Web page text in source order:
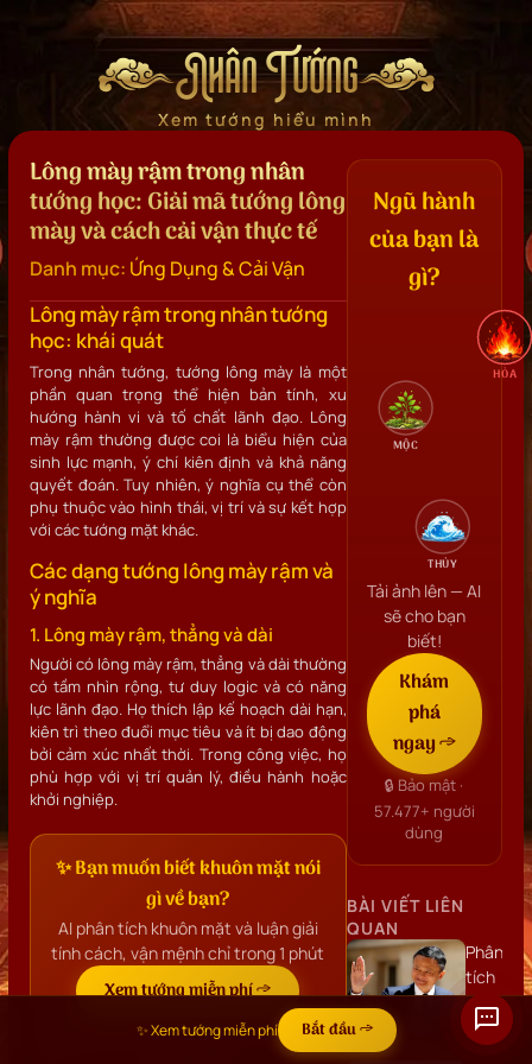
Nhân Tướng
Xem tướng hiểu mình
Lông mày rậm trong nhân
tướng học: Giải mã tướng lông
mày và cách cải vận thực tế
Danh mục: Ứng Dụng & Cải Vận
Lông mày rậm trong nhân tướng
học: khái quát
Trong nhân tướng, tướng lông mày là một
phần quan trọng thể hiện bản tính, xu
hướng hành vi và tố chất lãnh đạo. Lông
mày rậm thường được coi là biểu hiện của
sinh lực mạnh, ý chí kiên định và khả năng
quyết đoán. Tuy nhiên, ý nghĩa cụ thể còn
phụ thuộc vào hình thái, vị trí và sự kết hợp
với các tướng mặt khác.
Các dạng tướng lông mày rậm và
ý nghĩa
1. Lông mày rậm, thẳng và dài
Người có lông mày rậm, thẳng và dài thường
có tầm nhìn rộng, tư duy logic và có năng
lực lãnh đạo. Họ thích lập kế hoạch dài hạn,
kiên trì theo đuổi mục tiêu và ít bị dao động
bởi cảm xúc nhất thời. Trong công việc, họ
phù hợp với vị trí quản lý, điều hành hoặc
khởi nghiệp.
✨ Bạn muốn biết khuôn mặt nói
gì về bạn?
AI phân tích khuôn mặt và luận giải
tính cách, vận mệnh chỉ trong 1 phút
Xem tướng miễn phí →
🔒 Bảo mật · ⚡ 1 phút ·57.477+ người đã
Ngũ hành
của bạn là
gì?
HỎA
THỦY
MỘC
Tải ảnh lên — AI
sẽ cho bạn
biết!
Khám
phá
ngay →
🔒 Bảo mật ·
57.477+ người
dùng
BÀI VIẾT LIÊN
QUAN
Phân
tích
khuôn
mặt
Jack
✨ Xem tướng miễn phí Bắt đầu →